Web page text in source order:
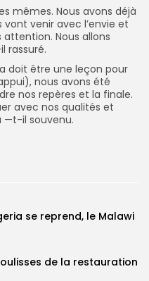
mêmes. Nous avons déjà
venir avec l’envie et
Nous allons
rassuré.
doit être une leçon pour
nous avons été
nos repères et la finale.
avec nos qualités et
—t-il souvenu.
se reprend, le Malawi
de la restauration